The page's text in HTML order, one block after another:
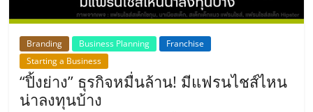
รน
ไชส์
Branding Business Planning
Franchise
Starting a Business
“ปิ้งย่าง” ธุรกิจหมื่นล้าน! มีแฟรนไชส์ไหน
น่าลงทุนบ้าง